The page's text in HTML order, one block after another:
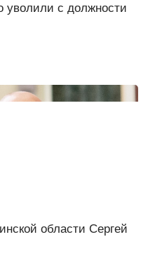
уволили с должности
области Сергей